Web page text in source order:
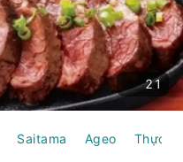
21
Saitama Ageo Thực